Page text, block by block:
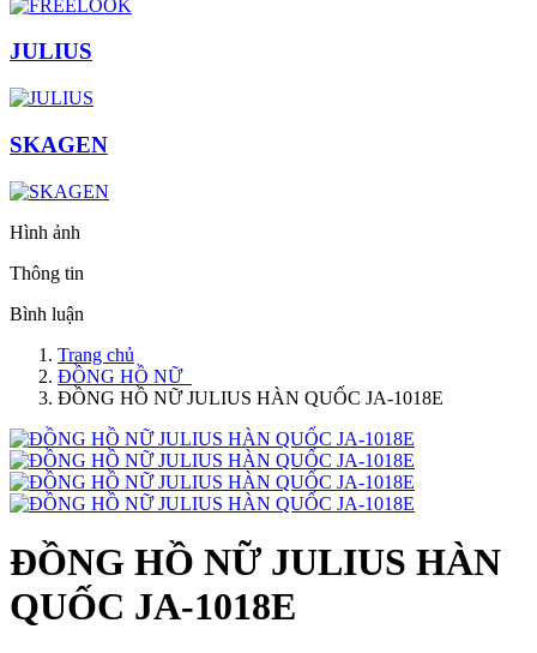
JULIUS
SKAGEN
Hình ảnh
Thông tin
Bình luận
Trang chủ
ĐỒNG HỒ NỮ
ĐỒNG HỒ NỮ JULIUS HÀN QUỐC JA-1018E
ĐỒNG HỒ NỮ JULIUS HÀN
QUỐC JA-1018E